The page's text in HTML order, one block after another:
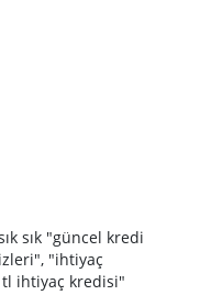
sık "güncel kredi
"ihtiyaç
ihtiyaç kredisi"